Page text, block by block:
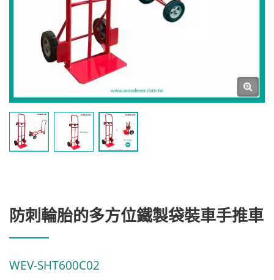
防刺輪胎的多方位鐵製袋裝車手推車
WEV-SHT600C02